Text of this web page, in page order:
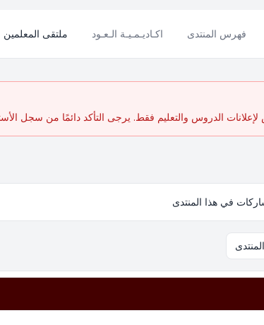
فهرس المنتدى اكـاديـمـيـة الـعـود ملتقى المعلمين
الدروس والتعليم فقط. يرجى التأكد دائمًا من سجل
في هذا المنتدى